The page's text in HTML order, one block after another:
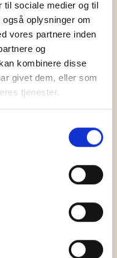
til sociale medier og til
oplysninger om
vores partnere inden
og
kombinere disse
givet dem, eller som
tjenester.